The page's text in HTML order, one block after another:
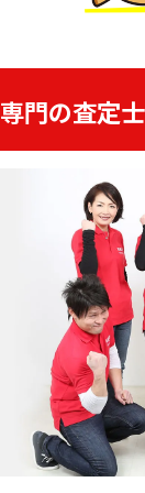
専門の査定